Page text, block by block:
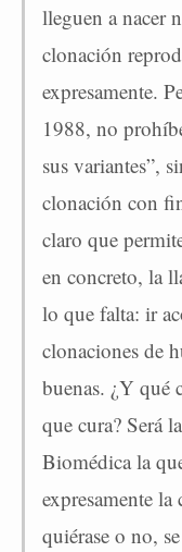
lleguen a nacer
clonación
expresamente.
1988, no
sus variantes”,
clonación con
claro que
en concreto, la
lo que falta: ir
clonaciones de
buenas. ¿Y qué
que cura? Será
Biomédica la
expresamente
quiérase o no,